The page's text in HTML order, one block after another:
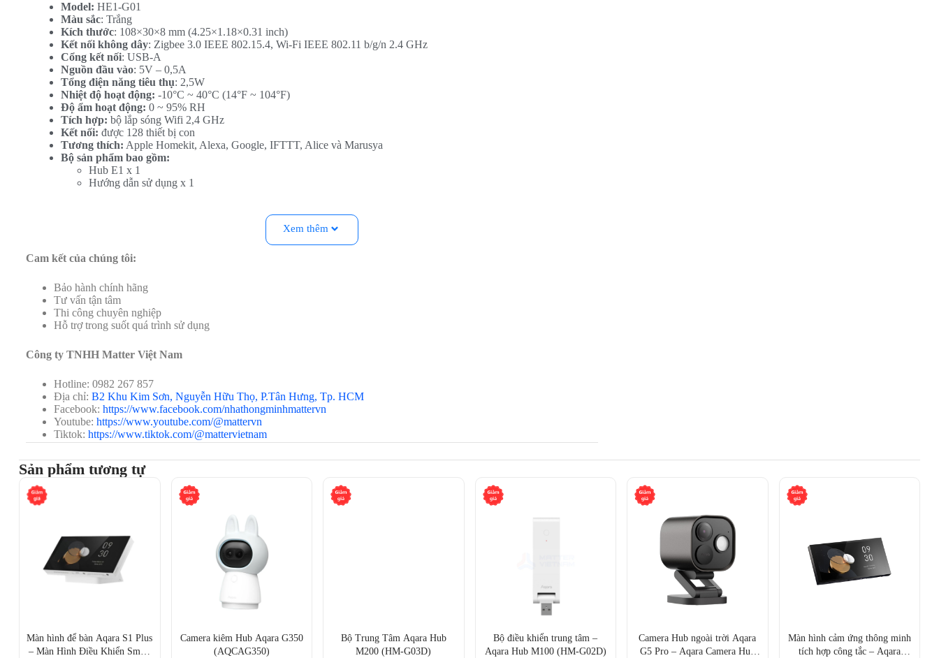
Model: HE1-G01
Màu sắc: Trắng
Kích thước: 108×30×8 mm (4.25×1.18×0.31 inch)
Kết nối không dây: Zigbee 3.0 IEEE 802.15.4, Wi-Fi IEEE 802.11 b/g/n 2.4 GHz
Cổng kết nối: USB-A
Nguồn đầu vào: 5V – 0,5A
Tổng điện năng tiêu thụ: 2,5W
Nhiệt độ hoạt động: -10°C ~ 40°C (14°F ~ 104°F)
Độ ẩm hoạt động: 0 ~ 95% RH
Tích hợp: bộ lắp sóng Wifi 2,4 GHz
Kết nối: được 128 thiết bị con
Tương thích: Apple Homekit, Alexa, Google, IFTTT, Alice và Marusya
Bộ sản phẩm bao gồm:
Hub E1 x 1
Hướng dẫn sử dụng x 1
Đặc điểm nổi bật của Bộ điều khiển trung tâm Zigbee 3.0 – Aqara Hub E1 (HE1-G01)
Thiết kế tối giản
router WiFi.
Góc xoay trục 210 độ
Aqara Hub E1 phiên bản nhỏ gọn
Tương thích
Apple HomeKit Google Home, , giúp người dùngđiều khiển bằng giọng nói hoặc ứng
Xem thêm
Cam kết của chúng tôi:
Bảo hành chính hãng
Tư vấn tận tâm
Thi công chuyên nghiệp
Hỗ trợ trong suốt quá trình sử dụng
Công ty TNHH Matter Việt Nam
Hotline: 0982 267 857
Địa chỉ: B2 Khu Kim Sơn, Nguyễn Hữu Thọ, P.Tân Hưng, Tp. HCM
Facebook: https://www.facebook.com/nhathongminhmattervn
Youtube: https://www.youtube.com/@mattervn
Tiktok: https://www.tiktok.com/@mattervietnam
Sản phẩm tương tự
Màn hình để bàn Aqara S1 Plus
– Màn Hình Điều Khiển Smart
Camera kiêm Hub Aqara G350
(AQCAG350)
Bộ Trung Tâm Aqara Hub
M200 (HM-G03D)
Bộ điều khiển trung tâm –
Aqara Hub M100 (HM-G02D)
Camera Hub ngoài trời Aqara
G5 Pro – Aqara Camera Hub
Màn hình cảm ứng thông minh
tích hợp công tắc – Aqara